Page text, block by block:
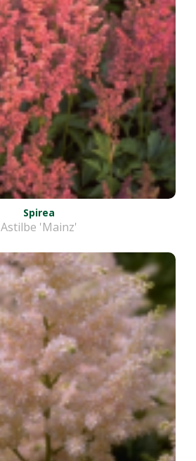
Spirea
Astilbe 'Mainz'